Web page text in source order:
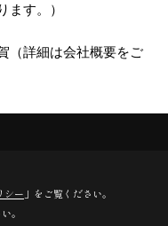
ます。）
（詳細は会社概要をご
Reserved.
シー 」をご覧ください。
。